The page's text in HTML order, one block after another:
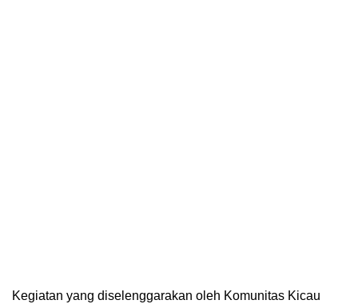
Kegiatan yang diselenggarakan oleh Komunitas Kicau